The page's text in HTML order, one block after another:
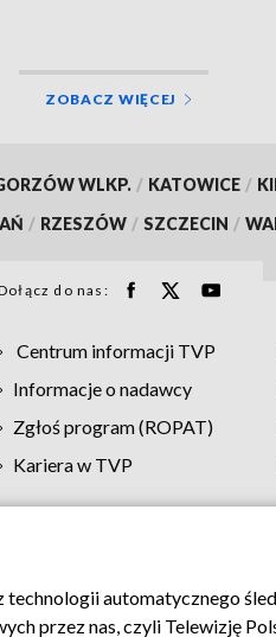
ZOBACZ WIĘCEJ
WLKP. / KATOWICE /
/ RZESZÓW / SZCZECIN /
do nas:
Centrum informacji TVP
Informacje o nadawcy
Zgłoś program (ROPAT)
Kariera w TVP
Moje zgody Pomoc
automatycznego
przez nas, czyli Telewizję